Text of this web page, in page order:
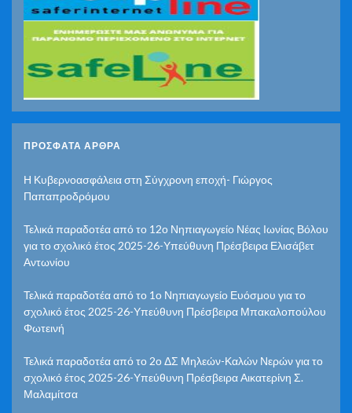
ΠΡΌΣΦΑΤΑ ΆΡΘΡΑ
Η Κυβερνοασφάλεια στη Σύγχρονη εποχή- Γιώργος
Παπαπροδρόμου
Τελικά παραδοτέα από το 12ο Νηπιαγωγείο Νέας Ιωνίας Βόλου
για το σχολικό έτος 2025-26-Υπεύθυνη Πρέσβειρα Ελισάβετ
Αντωνίου
Τελικά παραδοτέα από το 1ο Νηπιαγωγείο Ευόσμου για το
σχολικό έτος 2025-26-Υπεύθυνη Πρέσβειρα Μπακαλοπούλου
Φωτεινή
Τελικά παραδοτέα από το 2ο ΔΣ Μηλεών-Καλών Νερών για το
σχολικό έτος 2025-26-Υπεύθυνη Πρέσβειρα Αικατερίνη Σ.
Μαλαμίτσα